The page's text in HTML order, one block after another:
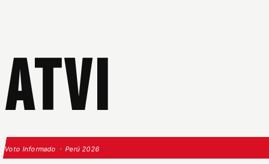
ATVI
Voto Informado · Perú 2026